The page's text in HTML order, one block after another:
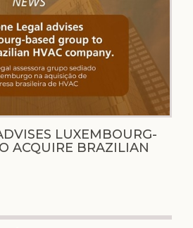
LUXEMBOURG-
ACQUIRE BRAZILIAN